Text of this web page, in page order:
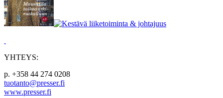
YHTEYS:
p. +358 44 274 0208
tuotanto@presser.fi
www.presser.fi